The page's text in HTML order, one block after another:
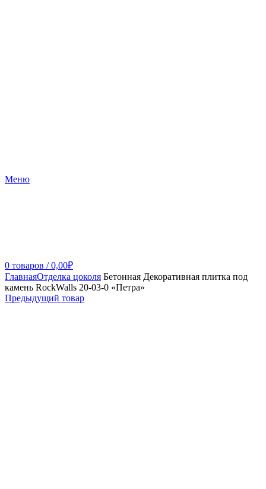
Меню
0 товаров / 0,00₽
ГлавнаяОтделка цоколя Бетонная Декоративная плитка под
камень RockWalls 20-03-0 «Петра»
Предыдущий товар